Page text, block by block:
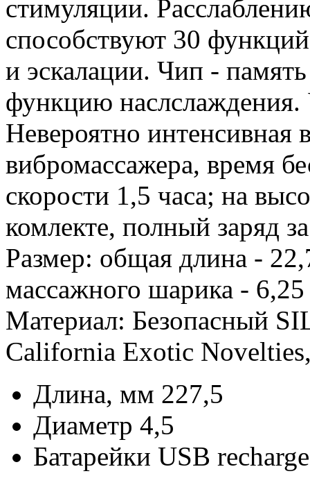
стимуляции.
способствуют 30
и эскалации. Чип -
функцию наслслаждения.
Невероятно интенсивная
вибромассажера, время
скорости 1,5 часа; на
комлекте, полный заряд
Размер: общая длина -
массажного шарика -
Материал: Безопасный
California Exotic
Длина, мм 227,5
Диаметр 4,5
Батарейки USB